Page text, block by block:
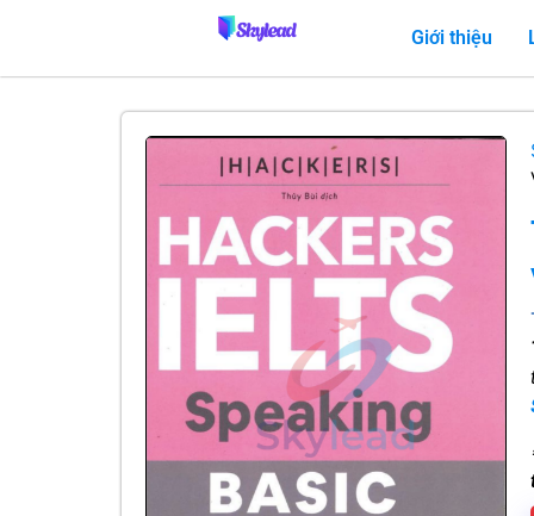
Giới thiệu